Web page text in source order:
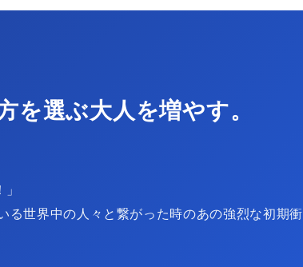
を選ぶ大人を増やす。
る世界中の人々と繋がった時のあの強烈な初期衝